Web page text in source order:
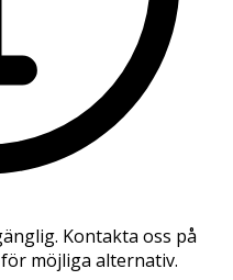
Kontakta oss på
möjliga alternativ.